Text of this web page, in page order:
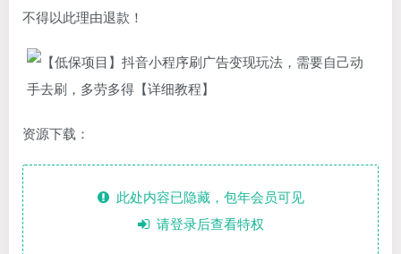
不得以此理由退款！
资源下载：
此处内容已隐藏，包年会员可见
请登录后查看特权